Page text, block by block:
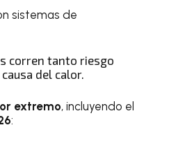
sistemas de
corren tanto riesgo
del calor.
extremo, incluyendo el
: